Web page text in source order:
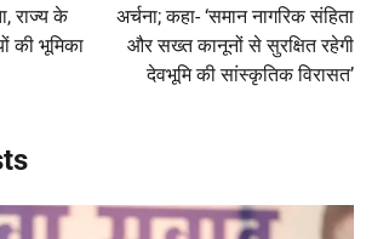
राज्य के
की भूमिका
अर्चना; कहा- ‘समान नागरिक संहिता
और सख्त कानूनों से सुरक्षित रहेगी
देवभूमि की सांस्कृतिक विरासत’